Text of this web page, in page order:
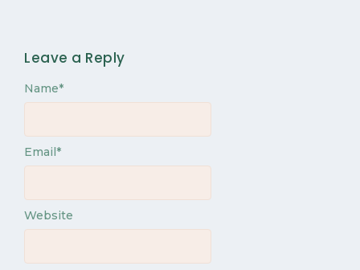
Leave a Reply
Name*
Email*
Website